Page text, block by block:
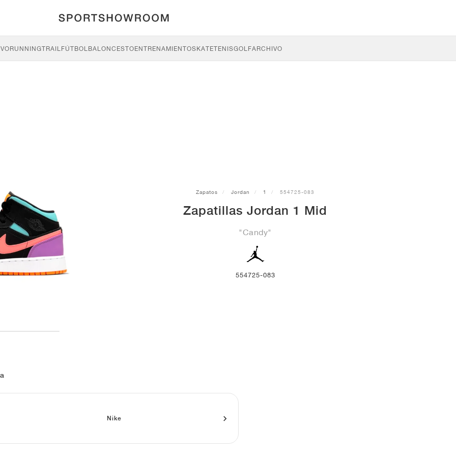
RUNNINGTRAILFÚTBOLBALONCESTOENTRENAMIENTOSKATETENISGOLFARCHIVO
Zapatos Jordan 1 554725-083
Zapatillas Jordan 1 Mid
"Candy"
554725-083
Nike